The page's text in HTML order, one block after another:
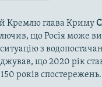
Кремлю глава Криму
що Росія може
з
що 2020 рік
років спостережень.